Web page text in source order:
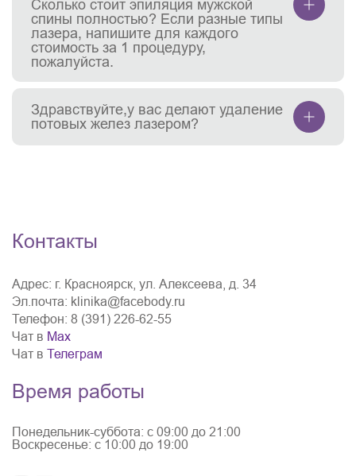
Сколько стоит эпиляция мужской
спины полностью? Если разные типы
лазера, напишите для каждого
стоимость за 1 процедуру,
пожалуйста.
Здравствуйте,у вас делают удаление
потовых желез лазером?
Контакты
Адрес: г. Красноярск, ул. Алексеева, д. 34
Эл.почта: klinika@facebody.ru
Телефон: 8 (391) 226-62-55
Чат в Мах
Чат в Телеграм
Время работы
Понедельник-суббота: с 09:00 до 21:00
Воскресенье: с 10:00 до 19:00